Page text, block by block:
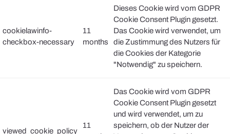
cookielawinfo-
checkbox-necessary
11
months
Dieses Cookie wird vom GDPR
Cookie Consent Plugin gesetzt.
Das Cookie wird verwendet, um
die Zustimmung des Nutzers für
die Cookies der Kategorie
"Notwendig" zu speichern.
viewed_cookie_policy
11
Das Cookie wird vom GDPR
Cookie Consent Plugin gesetzt
und wird verwendet, um zu
speichern, ob der Nutzer der